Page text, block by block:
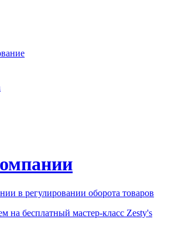
в регулировании оборота товаров
на бесплатный мастер-класс Zesty's